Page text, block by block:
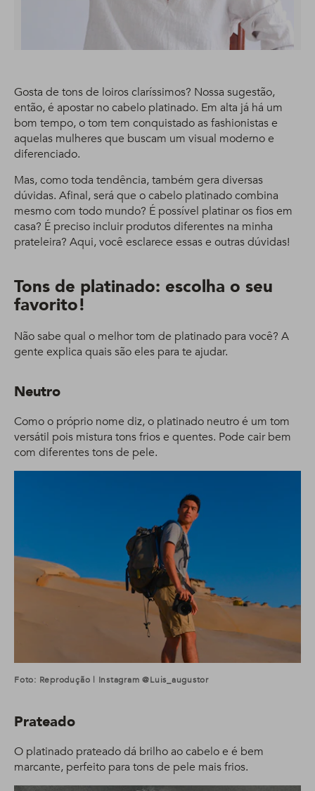
Gosta de tons de loiros claríssimos? Nossa sugestão,
então, é apostar no cabelo platinado. Em alta já há um
bom tempo, o tom tem conquistado as fashionistas e
aquelas mulheres que buscam um visual moderno e
diferenciado.
Mas, como toda tendência, também gera diversas
dúvidas. Afinal, será que o cabelo platinado combina
mesmo com todo mundo? É possível platinar os fios em
casa? É preciso incluir produtos diferentes na minha
prateleira? Aqui, você esclarece essas e outras dúvidas!
Tons de platinado: escolha o seu
favorito!
Não sabe qual o melhor tom de platinado para você? A
gente explica quais são eles para te ajudar.
Neutro
Como o próprio nome diz, o platinado neutro é um tom
versátil pois mistura tons frios e quentes. Pode cair bem
com diferentes tons de pele.
Foto: Reprodução | Instagram @luis_augustor
Prateado
O platinado prateado dá brilho ao cabelo e é bem
marcante, perfeito para tons de pele mais frios.